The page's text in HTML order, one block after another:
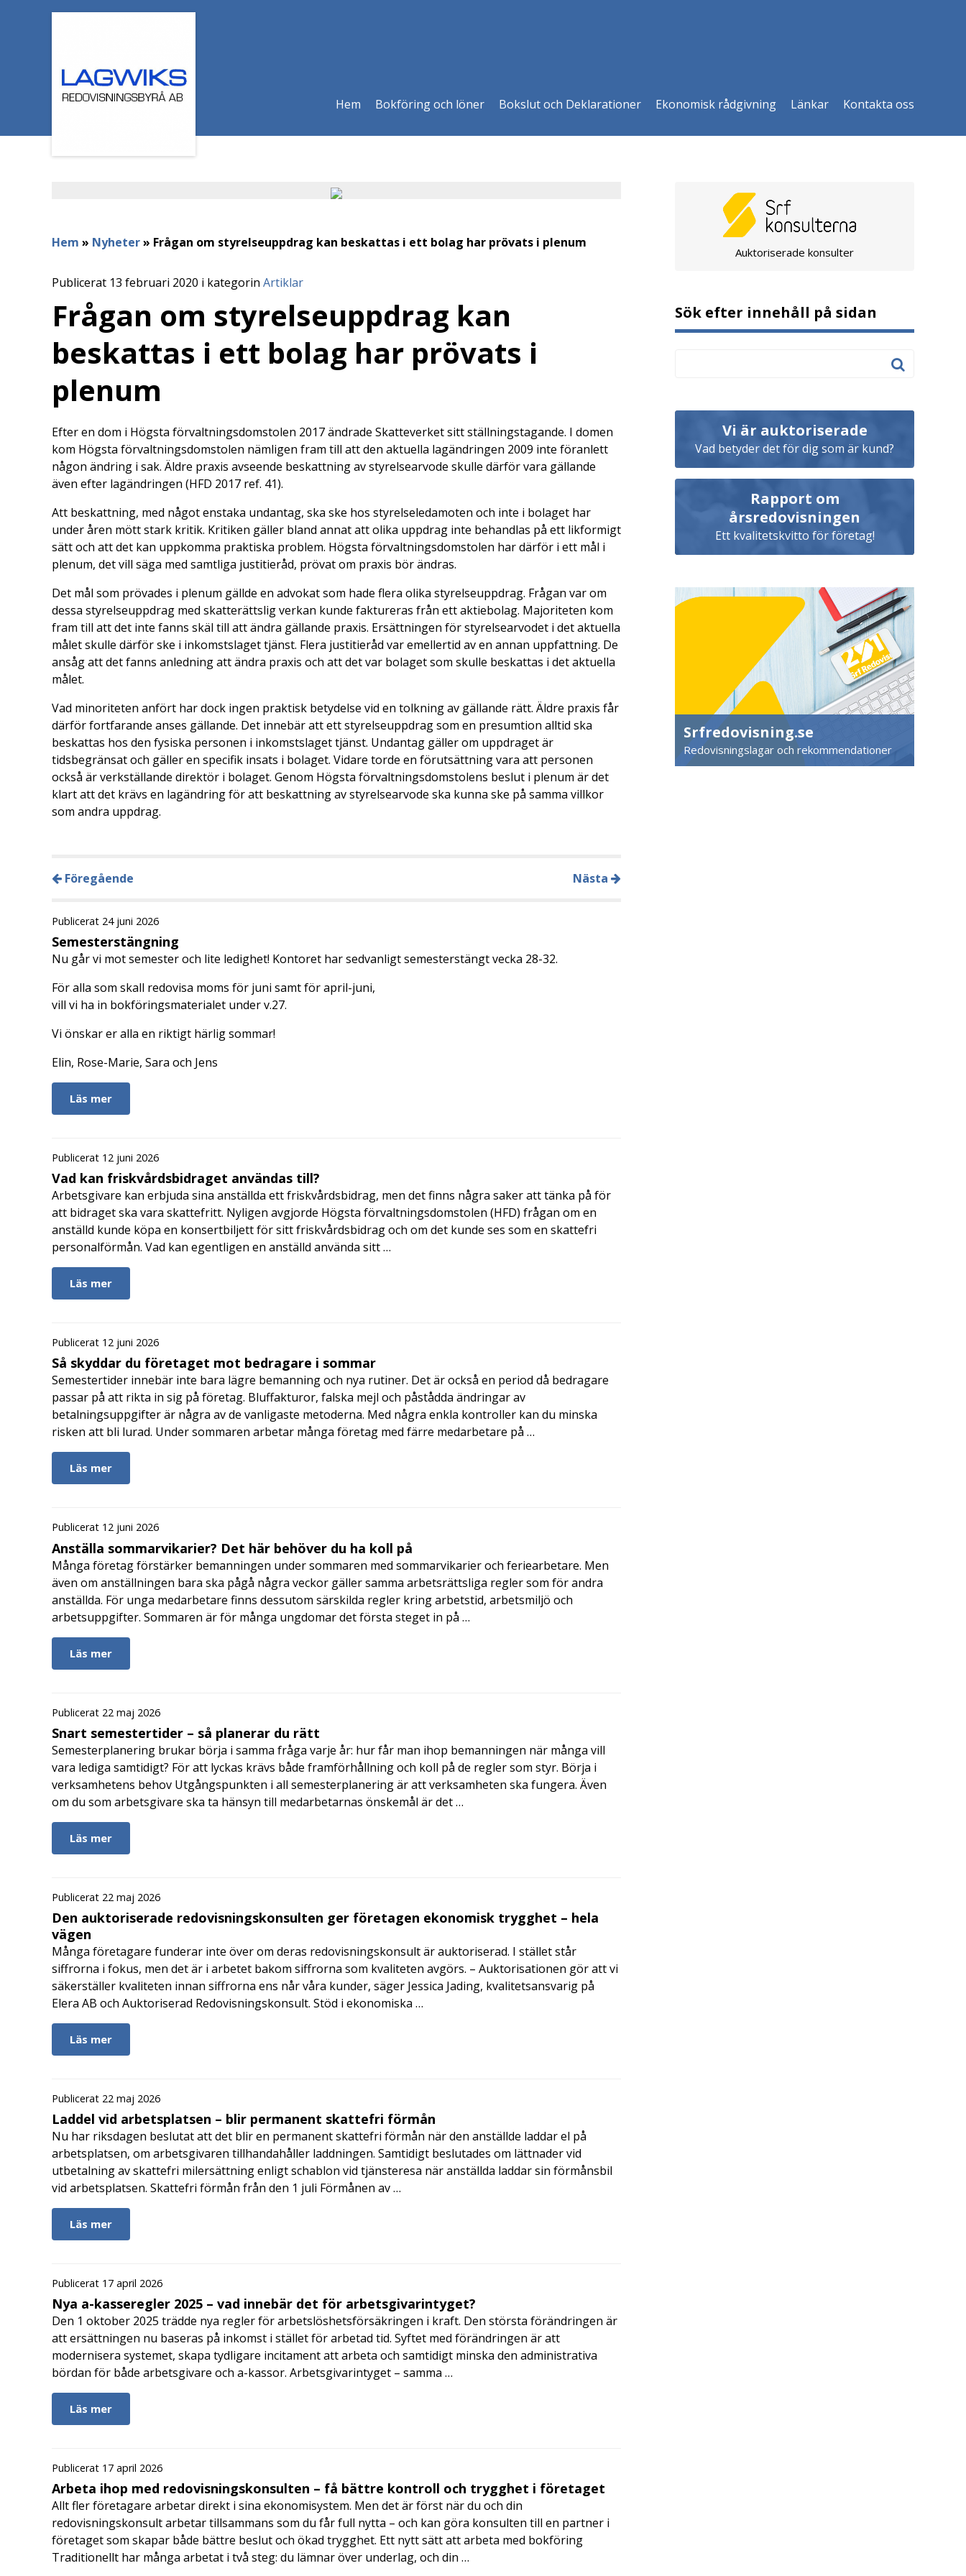
Hem Bokföring och löner Bokslut och Deklarationer Ekonomisk rådgivning Länkar Kontakta oss
Hem » Nyheter» Frågan om styrelseuppdrag kan beskattas i ett bolag har prövats i plenum
Publicerat 13 februari 2020 i kategorin Artiklar
Frågan om styrelseuppdrag kan
beskattas i ett bolag har prövats i
plenum
Efter en dom i Högsta förvaltningsdomstolen 2017 ändrade Skatteverket sitt ställningstagande. I domen
kom Högsta förvaltningsdomstolen nämligen fram till att den aktuella lagändringen 2009 inte föranlett
någon ändring i sak. Äldre praxis avseende beskattning av styrelsearvode skulle därför vara gällande
även efter lagändringen (HFD 2017 ref. 41).
Att beskattning, med något enstaka undantag, ska ske hos styrelseledamoten och inte i bolaget har
under åren mött stark kritik. Kritiken gäller bland annat att olika uppdrag inte behandlas på ett likformigt
sätt och att det kan uppkomma praktiska problem. Högsta förvaltningsdomstolen har därför i ett mål i
plenum, det vill säga med samtliga justitieråd, prövat om praxis bör ändras.
Det mål som prövades i plenum gällde en advokat som hade flera olika styrelseuppdrag. Frågan var om
dessa styrelseuppdrag med skatterättslig verkan kunde faktureras från ett aktiebolag. Majoriteten kom
fram till att det inte fanns skäl till att ändra gällande praxis. Ersättningen för styrelsearvodet i det aktuella
målet skulle därför ske i inkomstslaget tjänst. Flera justitieråd var emellertid av en annan uppfattning. De
ansåg att det fanns anledning att ändra praxis och att det var bolaget som skulle beskattas i det aktuella
målet.
Vad minoriteten anfört har dock ingen praktisk betydelse vid en tolkning av gällande rätt. Äldre praxis får
därför fortfarande anses gällande. Det innebär att ett styrelseuppdrag som en presumtion alltid ska
beskattas hos den fysiska personen i inkomstslaget tjänst. Undantag gäller om uppdraget är
tidsbegränsat och gäller en specifik insats i bolaget. Vidare torde en förutsättning vara att personen
också är verkställande direktör i bolaget. Genom Högsta förvaltningsdomstolens beslut i plenum är det
klart att det krävs en lagändring för att beskattning av styrelsearvode ska kunna ske på samma villkor
som andra uppdrag.
Föregående Nästa
Publicerat 24 juni 2026
Semesterstängning
Nu går vi mot semester och lite ledighet! Kontoret har sedvanligt semesterstängt vecka 28-32.
För alla som skall redovisa moms för juni samt för april-juni,
vill vi ha in bokföringsmaterialet under v.27.
Vi önskar er alla en riktigt härlig sommar!
Elin, Rose-Marie, Sara och Jens
Läs mer
Publicerat 12 juni 2026
Vad kan friskvårdsbidraget användas till?
Arbetsgivare kan erbjuda sina anställda ett friskvårdsbidrag, men det finns några saker att tänka på för
att bidraget ska vara skattefritt. Nyligen avgjorde Högsta förvaltningsdomstolen (HFD) frågan om en
anställd kunde köpa en konsertbiljett för sitt friskvårdsbidrag och om det kunde ses som en skattefri
personalförmån. Vad kan egentligen en anställd använda sitt …
Läs mer
Publicerat 12 juni 2026
Så skyddar du företaget mot bedragare i sommar
Semestertider innebär inte bara lägre bemanning och nya rutiner. Det är också en period då bedragare
passar på att rikta in sig på företag. Bluffakturor, falska mejl och påstådda ändringar av
betalningsuppgifter är några av de vanligaste metoderna. Med några enkla kontroller kan du minska
risken att bli lurad. Under sommaren arbetar många företag med färre medarbetare på …
Läs mer
Publicerat 12 juni 2026
Anställa sommarvikarier? Det här behöver du ha koll på
Många företag förstärker bemanningen under sommaren med sommarvikarier och feriearbetare. Men
även om anställningen bara ska pågå några veckor gäller samma arbetsrättsliga regler som för andra
anställda. För unga medarbetare finns dessutom särskilda regler kring arbetstid, arbetsmiljö och
arbetsuppgifter. Sommaren är för många ungdomar det första steget in på …
Läs mer
Publicerat 22 maj 2026
Snart semestertider – så planerar du rätt
Semesterplanering brukar börja i samma fråga varje år: hur får man ihop bemanningen när många vill
vara lediga samtidigt? För att lyckas krävs både framförhållning och koll på de regler som styr. Börja i
verksamhetens behov Utgångspunkten i all semesterplanering är att verksamheten ska fungera. Även
om du som arbetsgivare ska ta hänsyn till medarbetarnas önskemål är det …
Läs mer
Publicerat 22 maj 2026
Den auktoriserade redovisningskonsulten ger företagen ekonomisk trygghet – hela
vägen
Många företagare funderar inte över om deras redovisningskonsult är auktoriserad. I stället står
siffrorna i fokus, men det är i arbetet bakom siffrorna som kvaliteten avgörs. – Auktorisationen gör att vi
säkerställer kvaliteten innan siffrorna ens når våra kunder, säger Jessica Jading, kvalitetsansvarig på
Elera AB och Auktoriserad Redovisningskonsult. Stöd i ekonomiska …
Läs mer
Publicerat 22 maj 2026
Laddel vid arbetsplatsen – blir permanent skattefri förmån
Nu har riksdagen beslutat att det blir en permanent skattefri förmån när den anställde laddar el på
arbetsplatsen, om arbetsgivaren tillhandahåller laddningen. Samtidigt beslutades om lättnader vid
utbetalning av skattefri milersättning enligt schablon vid tjänsteresa när anställda laddar sin förmånsbil
vid arbetsplatsen. Skattefri förmån från den 1 juli Förmånen av …
Läs mer
Publicerat 17 april 2026
Nya a-kasseregler 2025 – vad innebär det för arbetsgivarintyget?
Den 1 oktober 2025 trädde nya regler för arbetslöshetsförsäkringen i kraft. Den största förändringen är
att ersättningen nu baseras på inkomst i stället för arbetad tid. Syftet med förändringen är att
modernisera systemet, skapa tydligare incitament att arbeta och samtidigt minska den administrativa
bördan för både arbetsgivare och a-kassor. Arbetsgivarintyget – samma …
Läs mer
Publicerat 17 april 2026
Arbeta ihop med redovisningskonsulten – få bättre kontroll och trygghet i företaget
Allt fler företagare arbetar direkt i sina ekonomisystem. Men det är först när du och din
redovisningskonsult arbetar tillsammans som du får full nytta – och kan göra konsulten till en partner i
företaget som skapar både bättre beslut och ökad trygghet. Ett nytt sätt att arbeta med bokföring
Traditionellt har många arbetat i två steg: du lämnar över underlag, och din …
Auktoriserade konsulter
Sök efter innehåll på sidan
Vi är auktoriserade
Vad betyder det för dig som är kund?
Rapport om
årsredovisningen
Ett kvalitetskvitto för företag!
Srfredovisning.se
Redovisningslagar och rekommendationer